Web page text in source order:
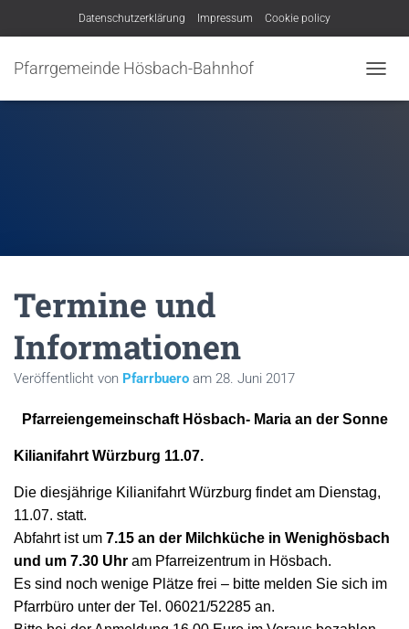
Datenschutzerklärung Impressum Cookie policy
Pfarrgemeinde Hösbach-Bahnhof
A
U
Termine und
Informationen
Veröffentlicht von Pfarrbuero am 28. Juni 2017
Pfarreiengemeinschaft Hösbach- Maria an der Sonne
Kilianifahrt Würzburg 11.07.
Die diesjährige Kilianifahrt Würzburg findet am Dienstag,
11.07. statt.
Abfahrt ist um 7.15 an der Milchküche in Wenighösbach
und um 7.30 Uhr am Pfarreizentrum in Hösbach.
Es sind noch wenige Plätze frei – bitte melden Sie sich im
Pfarrbüro unter der Tel. 06021/52285 an.